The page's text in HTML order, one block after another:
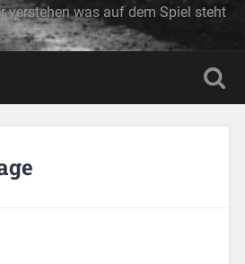
verstehen was auf dem Spiel steht